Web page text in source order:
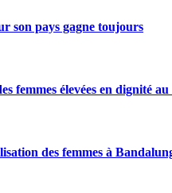
son pays gagne toujours
femmes élevées en
des femmes à